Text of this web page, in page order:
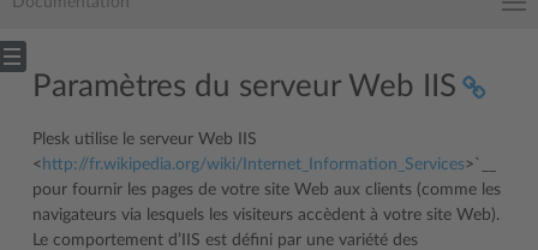
Paramètres du serveur Web IIS
Plesk utilise le serveur Web IIS
< http://fr.wikipedia.org/wiki/Internet_Information_Services>`__
pour fournir les pages de votre site Web aux clients (comme les
navigateurs via lesquels les visiteurs accèdent à votre site Web).
Le comportement d’IIS est défini par une variété des